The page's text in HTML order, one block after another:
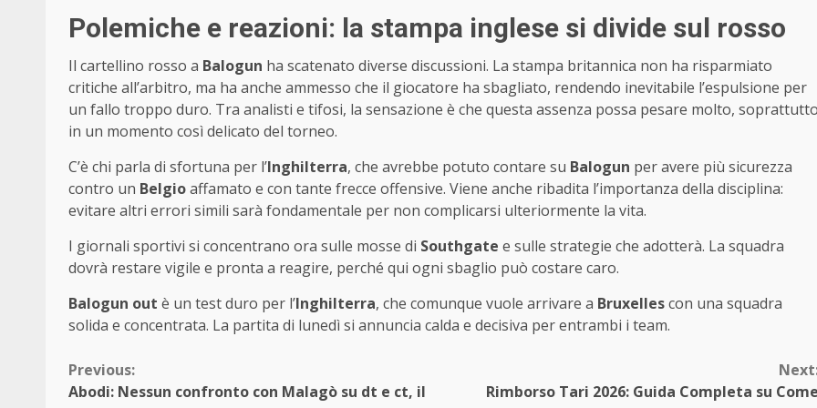
Polemiche e reazioni: la stampa inglese si divide sul rosso
Il cartellino rosso a Balogun ha scatenato diverse discussioni. La stampa britannica non ha risparmiato
critiche all’arbitro, ma ha anche ammesso che il giocatore ha sbagliato, rendendo inevitabile l’espulsione per
un fallo troppo duro. Tra analisti e tifosi, la sensazione è che questa assenza possa pesare molto, soprattutto
in un momento così delicato del torneo.
C’è chi parla di sfortuna per l’Inghilterra, che avrebbe potuto contare su Balogun per avere più sicurezza
contro un Belgioaffamato e con tante frecce offensive. Viene anche ribadita l’importanza della disciplina:
evitare altri errori simili sarà fondamentale per non complicarsi ulteriormente la vita.
I giornali sportivi si concentrano ora sulle mosse di Southgate e sulle strategie che adotterà. La squadra
dovrà restare vigile e pronta a reagire, perché qui ogni sbaglio può costare caro.
Balogun out è un test duro per l’Inghilterra, che comunque vuole arrivare a Bruxellescon una squadra
solida e concentrata. La partita di lunedì si annuncia calda e decisiva per entrambi i team.
Continue
Previous:
Abodi: Nessun confronto con Malagò su dt e ct, il
Rimborso Tari 2026: Guida Completa su Come